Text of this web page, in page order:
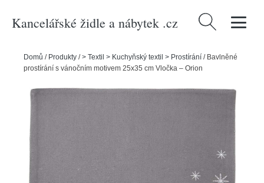
Kancelářské židle a nábytek .cz Vyhledávání
Domů / Produkty /> Textil > Kuchyňský textil > Prostírání / Bavlněné
prostírání s vánočním motivem 25x35 cm Vločka – Orion